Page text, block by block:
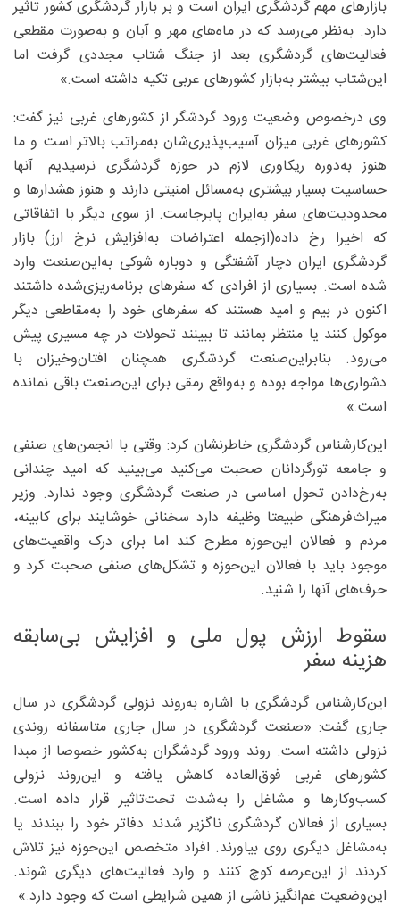
بازارهای مهم گردشگری ایران است و بر بازار گردشگری کشور تاثیر
دارد. به‌نظر می‌رسد که در ماه‌های مهر و آبان و به‌صورت مقطعی
فعالیت‌های گردشگری بعد از جنگ شتاب مجددی گرفت اما
این‌شتاب بیشتر به‌بازار کشورهای عربی تکیه داشته است.»
وی درخصوص وضعیت ورود گردشگر از کشورهای غربی نیز گفت:
کشورهای غربی میزان آسیب‌پذیری‌شان به‌مراتب بالاتر است و ما
هنوز به‌دوره ریکاوری لازم در حوزه گردشگری نرسیدیم. آنها
حساسیت بسیار بیشتری به‌مسائل امنیتی دارند و هنوز هشدارها و
محدودیت‌های سفر به‌ایران پابرجاست. از سوی دیگر با اتفاقاتی
که اخیرا رخ داده(ازجمله اعتراضات به‌افزایش نرخ ارز) بازار
گردشگری ایران دچار آشفتگی و دوباره شوکی به‌این‌صنعت وارد
شده است. بسیاری از افرادی که سفرهای برنامه‌ریزی‌شده داشتند
اکنون در بیم و امید هستند که سفرهای خود را به‌مقاطعی دیگر
موکول کنند یا منتظر بمانند تا ببینند تحولات در چه مسیری پیش
می‌رود. بنابراین‌صنعت گردشگری همچنان افتان‌وخیزان با
دشواری‌ها مواجه بوده و به‌واقع رمقی برای این‌صنعت باقی نمانده
است.»
این‌کارشناس گردشگری خاطرنشان کرد: وقتی با انجمن‌های صنفی
و جامعه تورگردانان صحبت می‌کنید می‌بینید که امید چندانی
به‌رخ‌دادن تحول اساسی در صنعت گردشگری وجود ندارد. وزیر
میراث‌فرهنگی طبیعتا وظیفه دارد سخنانی خوشایند برای کابینه،
مردم و فعالان این‌حوزه مطرح کند اما برای درک واقعیت‌های
موجود باید با فعالان این‌حوزه و تشکل‌های صنفی صحبت کرد و
حرف‌های آنها را شنید.
سقوط ارزش پول ملی و افزایش بی‌سابقه
هزینه سفر
این‌کارشناس گردشگری با اشاره به‌روند نزولی گردشگری در سال
جاری گفت: «صنعت گردشگری در سال جاری متاسفانه روندی
نزولی داشته است. روند ورود گردشگران به‌کشور خصوصا از مبدا
کشورهای غربی فوق‌العاده کاهش یافته و این‌روند نزولی
کسب‌وکارها و مشاغل را به‌شدت تحت‌تاثیر قرار داده است.
بسیاری از فعالان گردشگری ناگزیر شدند دفاتر خود را ببندند یا
به‌مشاغل دیگری روی بیاورند. افراد متخصص این‌حوزه نیز تلاش
کردند از این‌عرصه کوچ کنند و وارد فعالیت‌های دیگری شوند.
این‌وضعیت غم‌انگیز ناشی از همین شرایطی است که وجود دارد.»